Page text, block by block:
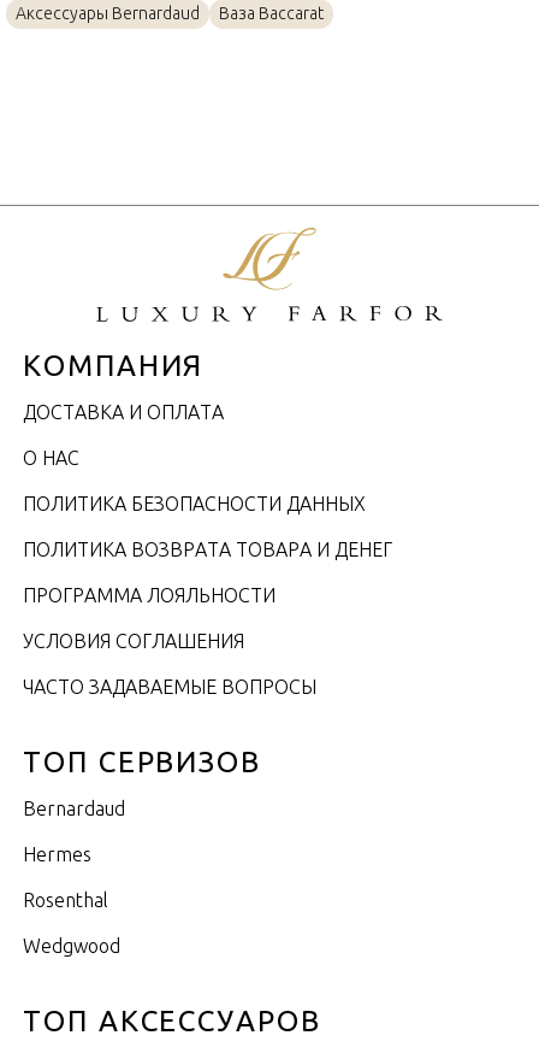
Аксессуары Bernardaud Ваза Baccarat
КОМПАНИЯ
ДОСТАВКА И ОПЛАТА
О НАС
ПОЛИТИКА БЕЗОПАСНОСТИ ДАННЫХ
ПОЛИТИКА ВОЗВРАТА ТОВАРА И ДЕНЕГ
ПРОГРАММА ЛОЯЛЬНОСТИ
УСЛОВИЯ СОГЛАШЕНИЯ
ЧАСТО ЗАДАВАЕМЫЕ ВОПРОСЫ
ТОП СЕРВИЗОВ
Bernardaud
Hermes
Rosenthal
Wedgwood
ТОП АКСЕССУАРОВ